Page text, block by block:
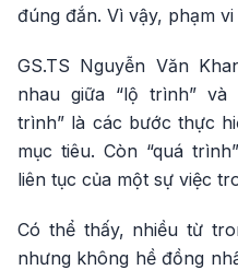
đúng đắn. Vì vậy, phạm
GS.TS Nguyễn Văn
nhau giữa “lộ trình” và
trình” là các bước thực
mục tiêu. Còn “quá
liên tục của một sự việc
Có thể thấy, nhiều từ
nhưng không hề đồng